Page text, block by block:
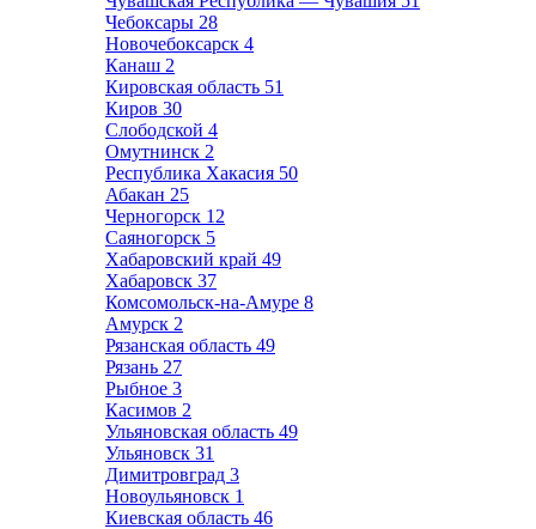
Чебоксары 28
Новочебоксарск 4
Канаш 2
Кировская область 51
Киров 30
Слободской 4
Омутнинск 2
Республика Хакасия 50
Абакан 25
Черногорск 12
Саяногорск 5
Хабаровский край 49
Хабаровск 37
Комсомольск-на-Амуре 8
Амурск 2
Рязанская область 49
Рязань 27
Рыбное 3
Касимов 2
Ульяновская область 49
Ульяновск 31
Димитровград 3
Новоульяновск 1
Киевская область 46